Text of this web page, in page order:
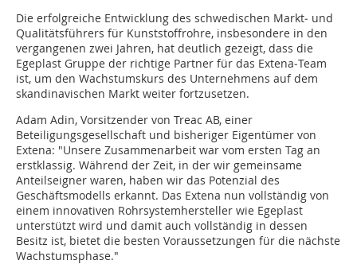
Die erfolgreiche Entwicklung des schwedischen Markt‐ und
Qualitätsführers für Kunststoffrohre, insbesondere in den
vergangenen zwei Jahren, hat deutlich gezeigt, dass die
Egeplast Gruppe der richtige Partner für das Extena‐Team
ist, um den Wachstumskurs des Unternehmens auf dem
skandinavischen Markt weiter fortzusetzen.
Adam Adin, Vorsitzender von Treac AB, einer
Beteiligungsgesellschaft und bisheriger Eigentümer von
Extena: "Unsere Zusammenarbeit war vom ersten Tag an
erstklassig. Während der Zeit, in der wir gemeinsame
Anteilseigner waren, haben wir das Potenzial des
Geschäftsmodells erkannt. Das Extena nun vollständig von
einem innovativen Rohrsystemhersteller wie Egeplast
unterstützt wird und damit auch vollständig in dessen
Besitz ist, bietet die besten Voraussetzungen für die nächste
Wachstumsphase."